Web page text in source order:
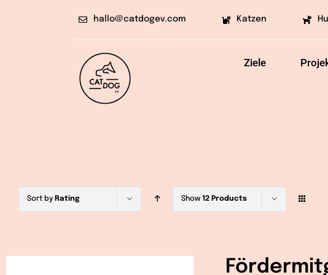
hallo@catdogev.com Katzen
Ziele
Sort by Rating Show 12 Products